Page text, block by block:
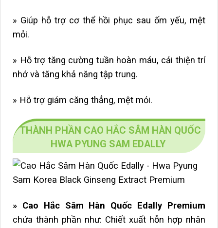
» Giúp hỗ trợ cơ thể hồi phục sau ốm yếu, mệt
mỏi.
» Hỗ trợ tăng cường tuần hoàn máu, cải thiện trí
nhớ và tăng khả năng tập trung.
» Hỗ trợ giảm căng thẳng, mệt mỏi.
THÀNH PHẦN CAO HẮC SÂM HÀN QUỐC
HWA PYUNG SAM EDALLY
» Cao Hắc Sâm Hàn Quốc Edally Premium
chứa thành phần như: Chiết xuất hỗn hợp nhân